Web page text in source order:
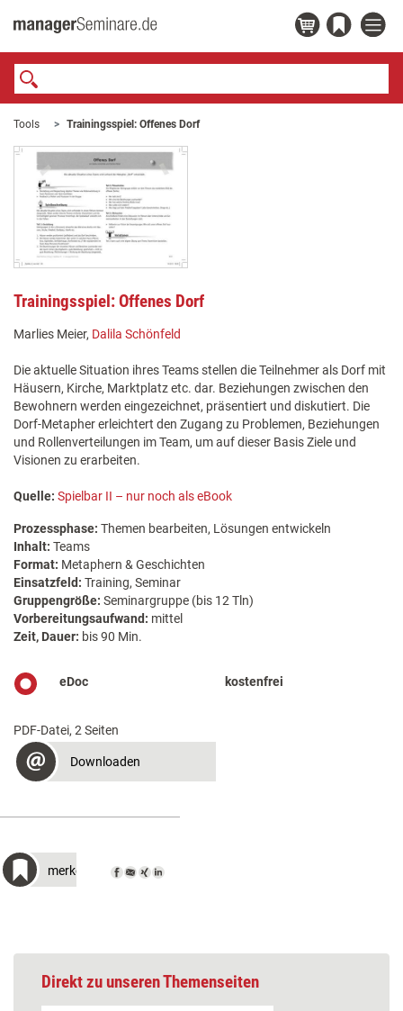
Tools Trainingsspiel: Offenes Dorf
Trainingsspiel: Offenes Dorf
Marlies Meier, Dalila Schönfeld
Die aktuelle Situation ihres Teams stellen die Teilnehmer als Dorf mit
Häusern, Kirche, Marktplatz etc. dar. Beziehungen zwischen den
Bewohnern werden eingezeichnet, präsentiert und diskutiert. Die
Dorf-Metapher erleichtert den Zugang zu Problemen, Beziehungen
und Rollenverteilungen im Team, um auf dieser Basis Ziele und
Visionen zu erarbeiten.
Quelle: Spielbar II – nur noch als eBook
Prozessphase: Themen bearbeiten, Lösungen entwickeln
Inhalt: Teams
Format: Metaphern & Geschichten
Einsatzfeld: Training, Seminar
Gruppengröße: Seminargruppe (bis 12 Tln)
Vorbereitungsaufwand: mittel
Zeit, Dauer: bis 90 Min.
eDoc kostenfrei
PDF-Datei, 2 Seiten
Downloaden
merken
Direkt zu unseren Themenseiten